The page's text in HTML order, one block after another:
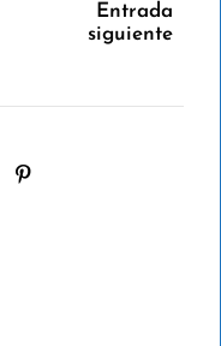
Entrada
siguiente